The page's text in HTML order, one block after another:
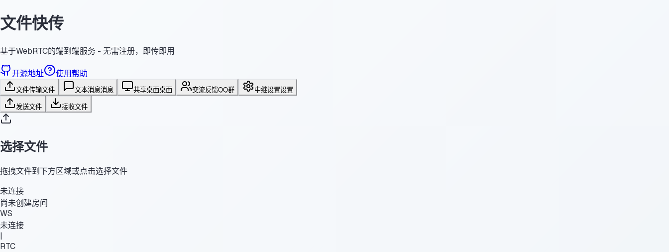
文件快传
基于WebRTC的端到端服务 - 无需注册，即传即用
开源地址 使用帮助
文件传输文件 文本消息消息 共享桌面桌面 交流反馈QQ群 中继设置设置
发送文件 接收文件
选择文件
拖拽文件到下方区域或点击选择文件
未连接
尚未创建房间
WS
未连接
|
RTC